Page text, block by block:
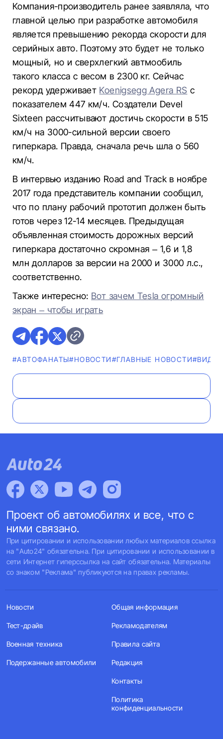
Компания-производитель ранее заявляла, что
главной целью при разработке автомобиля
является превышению рекорда скорости для
серийных авто. Поэтому это будет не только
мощный, но и сверхлегкий автмообиль
такого класса с весом в 2300 кг. Сейчас
рекорд удерживает Koenigsegg Agera RS с
показателем 447 км/ч. Создатели Devel
Sixteen рассчитывают достичь скорости в 515
км/ч на 3000-сильной версии своего
гиперкара. Правда, сначала речь шла о 560
км/ч.
В интервью изданию Road and Track в ноябре
2017 года представитель компании сообщил,
что по плану рабочий прототип должен быть
готов через 12-14 месяцев. Предыдущая
объявленная ​​стоимость дорожных версий
гиперкара достаточно скромная – 1,6 и 1,8
млн долларов за версии на 2000 и 3000 л.с.,
соответственно.
Также интересно: Вот зачем Tesla огромный
экран – чтобы играть
#AВТОФАНАТЫ#НОВОСТИ#ГЛАВНЫЕ НОВОСТИ
Проект об автомобилях и все, что с
ними связано.
При цитировании и использовании любых материалов ссылка
на "Auto24" обязательна. При цитировании и использовании в
сети Интернет гиперссылка на сайт обязательна. Материалы
со знаком "Реклама" публикуются на правах рекламы.
Новости
Тест-драйв
Военная техника
Подержанные автомобили
Общая информация
Рекламодателям
Правила сайта
Редакция
Контакты
Политика
конфиденциальности